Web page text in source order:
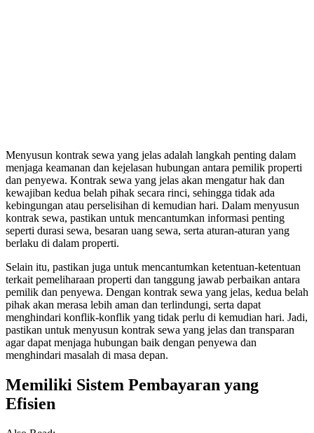
Menyusun kontrak sewa yang jelas adalah langkah penting dalam
menjaga keamanan dan kejelasan hubungan antara pemilik properti
dan penyewa. Kontrak sewa yang jelas akan mengatur hak dan
kewajiban kedua belah pihak secara rinci, sehingga tidak ada
kebingungan atau perselisihan di kemudian hari. Dalam menyusun
kontrak sewa, pastikan untuk mencantumkan informasi penting
seperti durasi sewa, besaran uang sewa, serta aturan-aturan yang
berlaku di dalam properti.
Selain itu, pastikan juga untuk mencantumkan ketentuan-ketentuan
terkait pemeliharaan properti dan tanggung jawab perbaikan antara
pemilik dan penyewa. Dengan kontrak sewa yang jelas, kedua belah
pihak akan merasa lebih aman dan terlindungi, serta dapat
menghindari konflik-konflik yang tidak perlu di kemudian hari. Jadi,
pastikan untuk menyusun kontrak sewa yang jelas dan transparan
agar dapat menjaga hubungan baik dengan penyewa dan
menghindari masalah di masa depan.
Memiliki Sistem Pembayaran yang
Efisien